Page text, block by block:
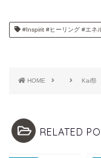
#Inspirit #ヒーリング #エネ
HOME Kai祭
RELATED